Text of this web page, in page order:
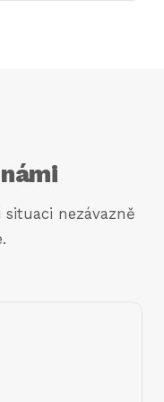
situaci nezávazně